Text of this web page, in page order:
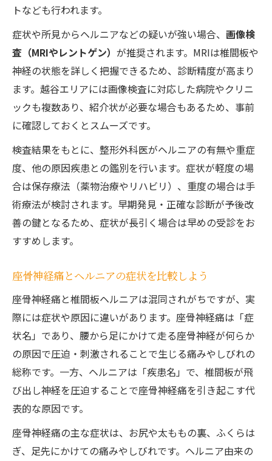
トなども行われます。
症状や所見からヘルニアなどの疑いが強い場合、 画像検
査（MRIやレントゲン） が推奨されます。MRIは椎間板や
神経の状態を詳しく把握できるため、診断精度が高まり
ます。越谷エリアには画像検査に対応した病院やクリニ
ックも複数あり、紹介状が必要な場合もあるため、事前
に確認しておくとスムーズです。
検査結果をもとに、整形外科医がヘルニアの有無や重症
度、他の原因疾患との鑑別を行います。症状が軽度の場
合は保存療法（薬物治療やリハビリ）、重度の場合は手
術療法が検討されます。早期発見・正確な診断が予後改
善の鍵となるため、症状が長引く場合は早めの受診をお
すすめします。
座骨神経痛とヘルニアの症状を比較しよう
座骨神経痛と椎間板ヘルニアは混同されがちですが、実
際には症状や原因に違いがあります。座骨神経痛は「症
状名」であり、腰から足にかけて走る座骨神経が何らか
の原因で圧迫・刺激されることで生じる痛みやしびれの
総称です。一方、ヘルニアは「疾患名」で、椎間板が飛
び出し神経を圧迫することで座骨神経痛を引き起こす代
表的な原因です。
座骨神経痛の主な症状は、お尻や太ももの裏、ふくらは
ぎ、足先にかけての痛みやしびれです。ヘルニア由来の